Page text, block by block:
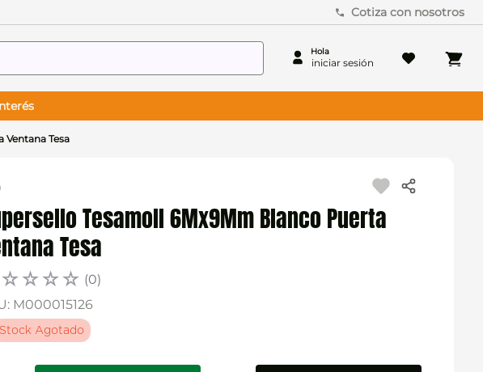
Cotiza con nosotros
Ventana Tesa
Tesamoll 6Mx9Mm Blanco Puerta
Tesa
☆☆☆☆ (0)
: M000015126
Stock Agotado